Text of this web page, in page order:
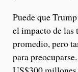
Puede que
el impacto de las
promedio, pero
para